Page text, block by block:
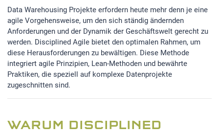
Data Warehousing Projekte erfordern heute mehr denn je eine
agile Vorgehensweise, um den sich ständig ändernden
Anforderungen und der Dynamik der Geschäftswelt gerecht zu
werden. Disciplined Agile bietet den optimalen Rahmen, um
diese Herausforderungen zu bewältigen. Diese Methode
integriert agile Prinzipien, Lean-Methoden und bewährte
Praktiken, die speziell auf komplexe Datenprojekte
zugeschnitten sind.
WARUM DISCIPLINED